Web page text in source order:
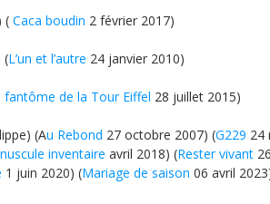
( Caca boudin 2 février 2017)
(L’un et l’autre 24 janvier 2010)
fantôme de la Tour Eiffel 28 juillet 2015)
(Au Rebond 27 octobre 2007) (G229 24
inventaire avril 2018) (Rester vivant
1 juin 2020) (Mariage de saison 06 avril